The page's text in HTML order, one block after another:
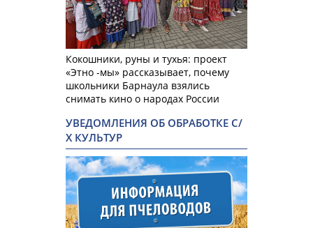
Кокошники, руны и тухья: проект
«Этно -мы» рассказывает, почему
школьники Барнаула взялись
снимать кино о народах России
УВЕДОМЛЕНИЯ ОБ ОБРАБОТКЕ С/
Х КУЛЬТУР